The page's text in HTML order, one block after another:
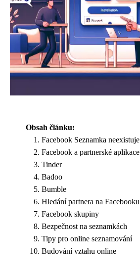
Obsah článku:
Facebook Seznamka neexistuje
Facebook a partnerské aplikace
Tinder
Badoo
Bumble
Hledání partnera na Facebooku
Facebook skupiny
Bezpečnost na seznamkách
Tipy pro online seznamování
Budování vztahu online